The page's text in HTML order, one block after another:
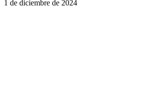
1 de diciembre de 2024